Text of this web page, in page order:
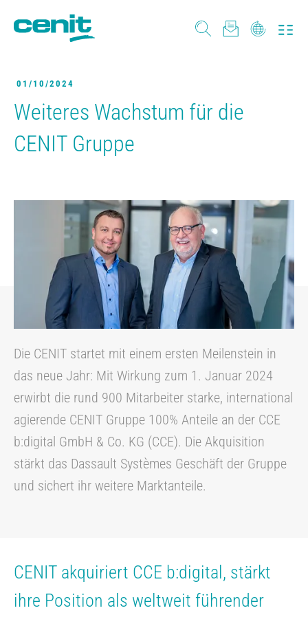
01/10/2024
Weiteres Wachstum für die
CENIT Gruppe
Die CENIT startet mit einem ersten Meilenstein in
das neue Jahr: Mit Wirkung zum 1. Januar 2024
erwirbt die rund 900 Mitarbeiter starke, international
agierende CENIT Gruppe 100% Anteile an der CCE
b:digital GmbH & Co. KG (CCE). Die Akquisition
stärkt das Dassault Systèmes Geschäft der Gruppe
und sichert ihr weitere Marktanteile.
CENIT akquiriert CCE b:digital, stärkt
ihre Position als weltweit führender